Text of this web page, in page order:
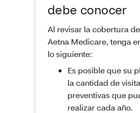
debe conocer
Al revisar la cobertura
Aetna Medicare, tenga
lo siguiente:
Es posible que su
la cantidad de
preventivas que
realizar cada año.